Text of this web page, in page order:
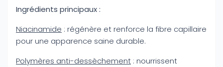
Ingrédients principaux :
Niacinamide : régénère et renforce la fibre capillaire
pour une apparence saine durable.
Polymères anti-dessèchement : nourrissent